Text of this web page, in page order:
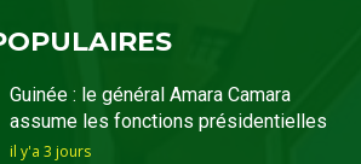
Guinée : le général Amara Camara
assume les fonctions présidentielles
il y'a 3 jours